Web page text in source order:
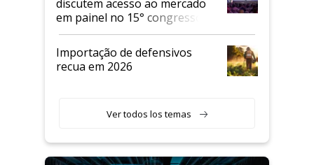
discutem acesso ao mercado
em painel no 15° congresso
Andav
Importação de defensivos
recua em 2026
Ver todos los temas